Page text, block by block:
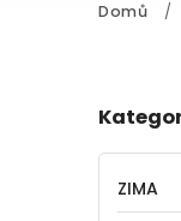
Domů /
ZIMA